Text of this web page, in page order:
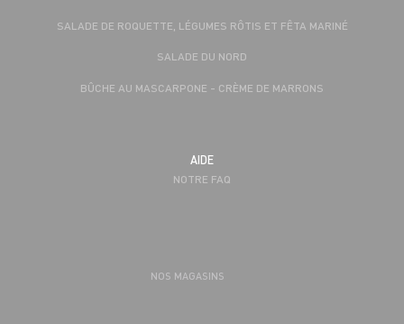
SALADE DE ROQUETTE, LÉGUMES RÔTIS ET FÊTA MARINÉ
SALADE DU NORD
BÛCHE AU MASCARPONE - CRÈME DE MARRONS
AIDE
NOTRE FAQ
NOS MAGASINS